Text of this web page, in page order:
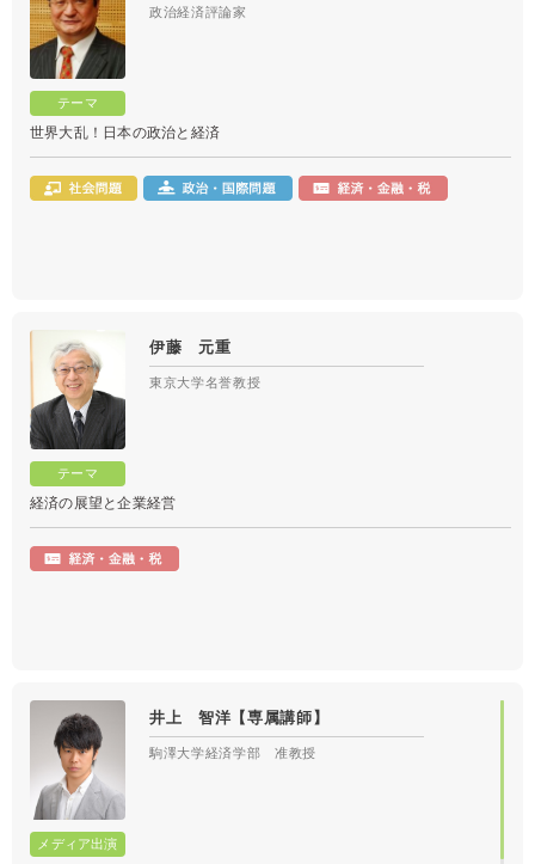
政治経済評論家
世界大乱！日本の政治と経済
伊藤 元重
東京大学名誉教授
経済の展望と企業経営
井上 智洋【専属講師】
駒澤大学経済学部 准教授